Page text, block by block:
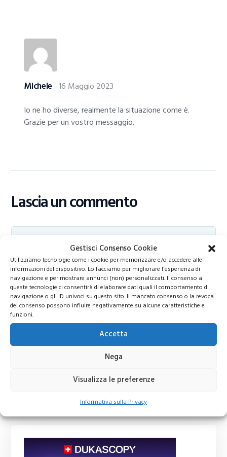
Gestisci Consenso Cookie
Utilizziamo tecnologie come i cookie per memorizzare e/o accedere alle
informazioni del dispositivo. Lo facciamo per migliorare l'esperienza di
navigazione e per mostrare annunci (non) personalizzati. Il consenso a
queste tecnologie ci consentirà di elaborare dati quali il comportamento di
navigazione o gli ID univoci su questo sito. Il mancato consenso o la revoca
del consenso possono influire negativamente su alcune caratteristiche e
funzioni.
Accetta
Nega
Visualizza le preferenze
Informativa sulla Privacy
Michele 16 Maggio 2023
Io ne ho diverse, realmente la situazione come è.
Grazie per un vostro messaggio.
Lascia un commento